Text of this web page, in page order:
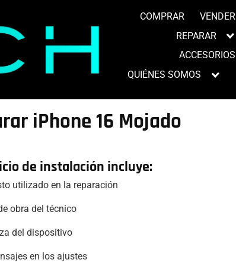
COMPRAR
VENDER
REPARAR
ACCESORIOS
QUIÉNES SOMOS
iPhone 16 Mojado
de instalación incluye:
utilizado en la reparación
obra del técnico
del dispositivo
en los ajustes